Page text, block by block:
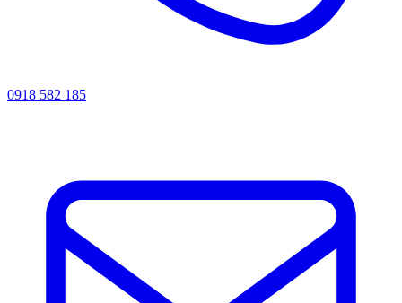
0918 582 185